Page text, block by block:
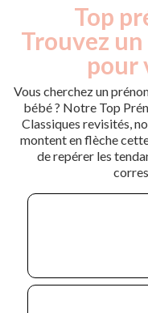
Top
Trouvez
pour
Vous cherchez un
bébé ? Notre Top
Classiques revisités,
montent en flèche
de repérer les